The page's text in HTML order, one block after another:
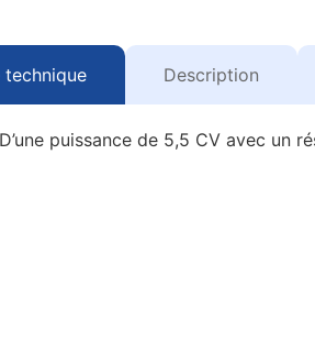
technique Description
puissance de 5,5 CV avec